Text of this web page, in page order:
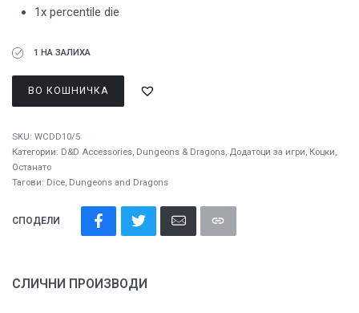
1x percentile die
1 НА ЗАЛИХА
ВО КОШНИЧКА
SKU: WCDD10/5
Категории: D&D Accessories, Dungeons & Dragons, Додатоци за игри, Коцки,
Останато
Тагови: Dice, Dungeons and Dragons
СПОДЕЛИ
СЛИЧНИ ПРОИЗВОДИ